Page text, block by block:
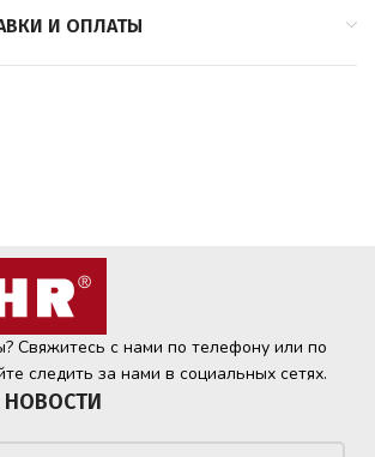
И ОПЛАТЫ
Свяжитесь с нами по телефону или по
следить за нами в социальных сетях.